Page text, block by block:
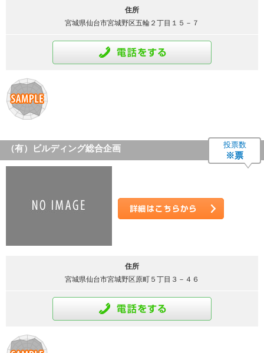
住所
宮城県仙台市宮城野区五輪２丁目１５－７
（有）ビルディング総合企画 投票数
※票
住所
宮城県仙台市宮城野区原町５丁目３－４６